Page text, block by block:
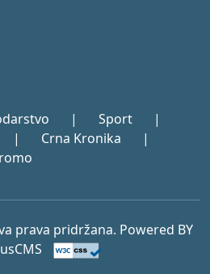
| Sport
|
| Crna Kronika
|
prava pridržana. Powered BY